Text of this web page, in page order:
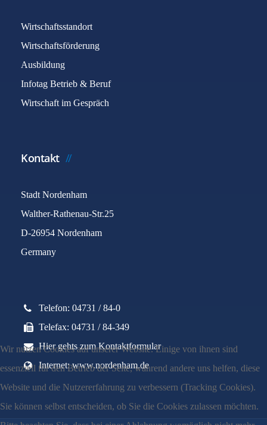
Wirtschaftsstandort
Wirtschaftsförderung
Ausbildung
Infotag Betrieb & Beruf
Wirtschaft im Gespräch
Kontakt
Stadt Nordenham
Walther-Rathenau-Str.25
D-26954 Nordenham
Germany
Telefon: 04731 / 84-0
Telefax: 04731 / 84-349
Hier gehts zum Kontaktformular
Internet: www.nordenham.de
Wir nutzen Cookies auf unserer Website. Einige von ihnen sind
essenziell für den Betrieb der Seite, während andere uns helfen, diese
Website und die Nutzererfahrung zu verbessern (Tracking Cookies).
Sie können selbst entscheiden, ob Sie die Cookies zulassen möchten.